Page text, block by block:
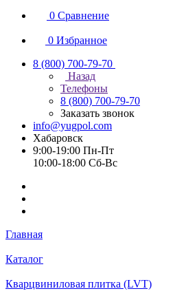
0 Сравнение
0 Избранное
8 (800) 700-79-70
Назад
Телефоны
8 (800) 700-79-70
Заказать звонок
info@yugpol.com
Хабаровск
9:00-19:00 Пн-Пт
10:00-18:00 Cб-Вс
Главная
Каталог
Кварцвиниловая плитка (LVT)